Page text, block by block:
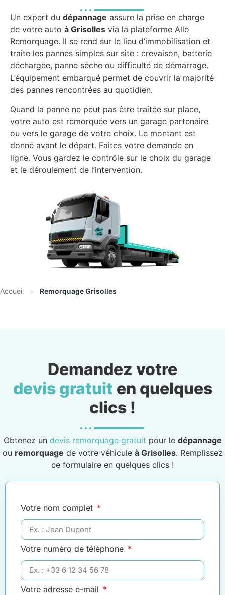
Un expert du dépannage assure la prise en charge
de votre auto à Grisolles via la plateforme Allo
Remorquage. Il se rend sur le lieu d’immobilisation et
traite les pannes simples sur site : crevaison, batterie
déchargée, panne sèche ou difficulté de démarrage.
L’équipement embarqué permet de couvrir la majorité
des pannes rencontrées au quotidien.
Quand la panne ne peut pas être traitée sur place,
votre auto est remorquée vers un garage partenaire
ou vers le garage de votre choix. Le montant est
donné avant le départ. Faites votre demande en
ligne. Vous gardez le contrôle sur le choix du garage
et le déroulement de l’intervention.
Accueil » Remorquage Grisolles
Demandez votre
devis gratuit en quelques
clics !
Obtenez un devis remorquage gratuit pour le dépannage
ou remorquage de votre véhicule à Grisolles. Remplissez
ce formulaire en quelques clics !
Votre nom complet
Votre numéro de téléphone
Votre adresse e-mail